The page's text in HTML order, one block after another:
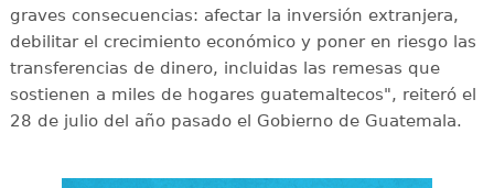
graves consecuencias: afectar la inversión extranjera,
debilitar el crecimiento económico y poner en riesgo las
transferencias de dinero, incluidas las remesas que
sostienen a miles de hogares guatemaltecos", reiteró el
28 de julio del año pasado el Gobierno de Guatemala.